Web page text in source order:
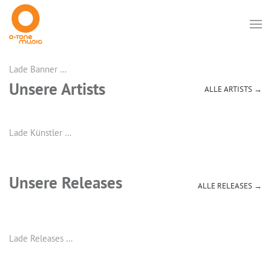
Lade Banner …
Unsere Artists ALLE ARTISTS →
Lade Künstler …
Unsere Releases ALLE RELEASES →
Lade Releases …